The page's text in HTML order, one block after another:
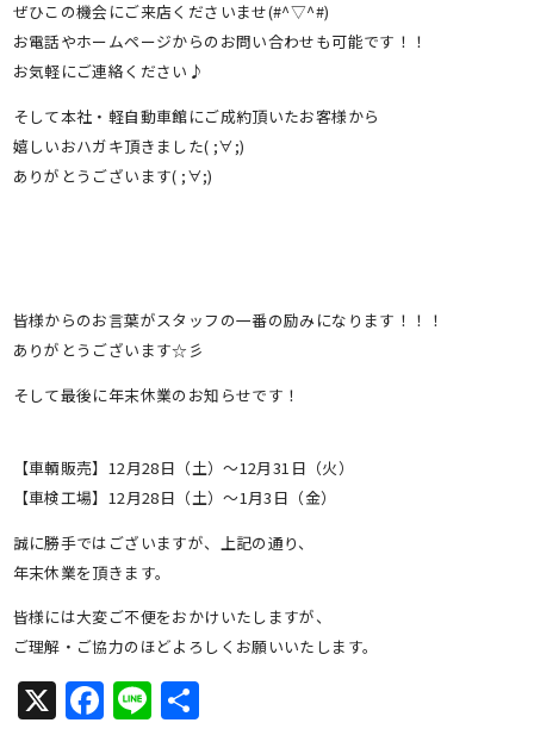
ぜひこの機会にご来店くださいませ(#^▽^#)
お電話やホームページからのお問い合わせも可能です！！
お気軽にご連絡ください♪
そして本社・軽自動車館にご成約頂いたお客様から
嬉しいおハガキ頂きました( ;∀;)
ありがとうございます( ;∀;)
皆様からのお言葉がスタッフの一番の励みになります！！！
ありがとうございます☆彡
そして最後に年末休業のお知らせです！
【車輌販売】12月28日（土）～12月31日（火）
【車検工場】12月28日（土）～1月3日（金）
誠に勝手ではございますが、上記の通り、
年末休業を頂きます。
皆様には大変ご不便をおかけいたしますが、
ご理解・ご協力のほどよろしくお願いいたします。
X Facebook
Line共